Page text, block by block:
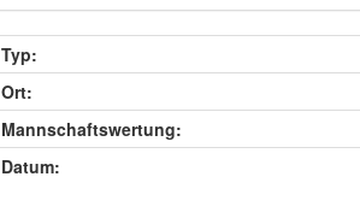
Typ:
Ort:
Mannschaftswertung:
Datum: